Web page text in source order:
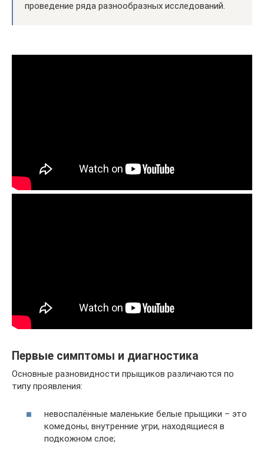
проведение ряда разнообразных исследований.
Первые симптомы и диагностика
Основные разновидности прыщиков различаются по
типу проявления:
невоспалённые маленькие белые прыщики – это
комедоны, внутренние угри, находящиеся в
подкожном слое;